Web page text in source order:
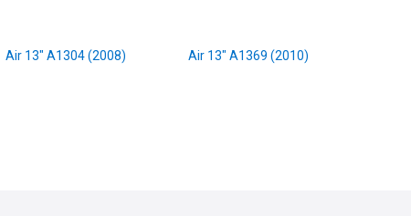
Air 13" A1304 (2008)
Air 13" A1369 (2010)